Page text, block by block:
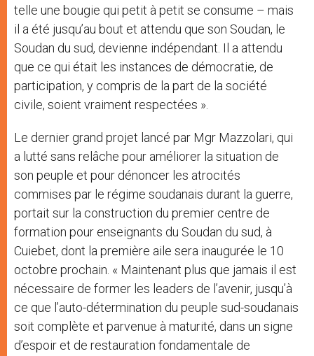
telle une bougie qui petit à petit se consume – mais
il a été jusqu’au bout et attendu que son Soudan, le
Soudan du sud, devienne indépendant. Il a attendu
que ce qui était les instances de démocratie, de
participation, y compris de la part de la société
civile, soient vraiment respectées ».
Le dernier grand projet lancé par Mgr Mazzolari, qui
a lutté sans relâche pour améliorer la situation de
son peuple et pour dénoncer les atrocités
commises par le régime soudanais durant la guerre,
portait sur la construction du premier centre de
formation pour enseignants du Soudan du sud, à
Cuiebet, dont la première aile sera inaugurée le 10
octobre prochain. « Maintenant plus que jamais il est
nécessaire de former les leaders de l’avenir, jusqu’à
ce que l’auto-détermination du peuple sud-soudanais
soit complète et parvenue à maturité, dans un signe
d’espoir et de restauration fondamentale de